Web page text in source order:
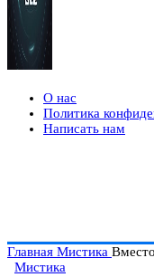
О нас
Политика
Написать нам
Главная Мистика
Мистика